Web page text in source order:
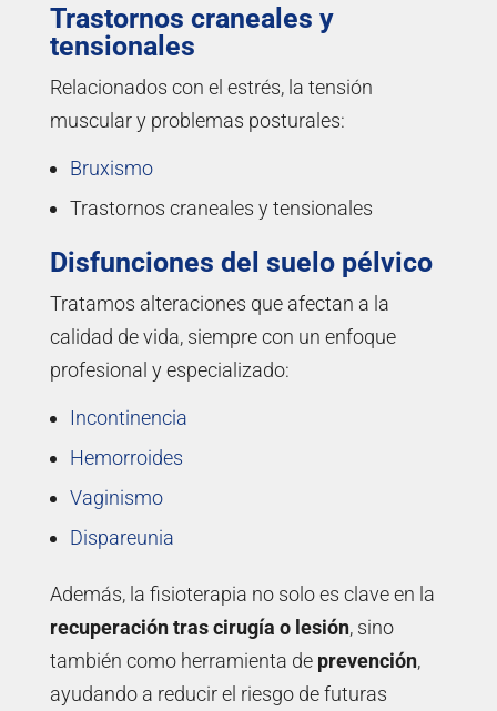
Trastornos craneales y
tensionales
Relacionados con el estrés, la tensión
muscular y problemas posturales:
Bruxismo
Trastornos craneales y tensionales
Disfunciones del suelo pélvico
Tratamos alteraciones que afectan a la
calidad de vida, siempre con un enfoque
profesional y especializado:
Incontinencia
Hemorroides
Vaginismo
Dispareunia
Además, la fisioterapia no solo es clave en la
recuperación tras cirugía o lesión, sino
también como herramienta de prevención,
ayudando a reducir el riesgo de futuras